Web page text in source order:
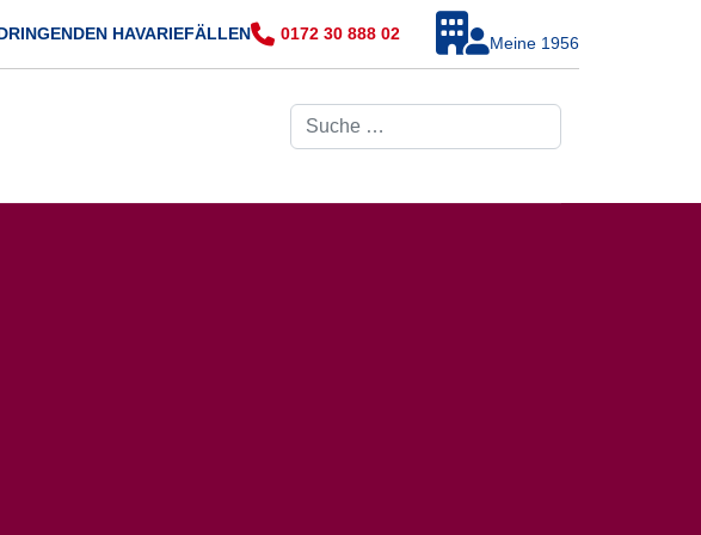
HAVARIEFÄLLEN 0172 30 888 02 Meine 1956
Suchen